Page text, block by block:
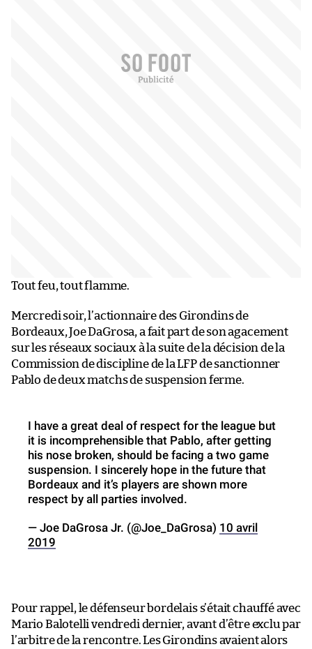
Tout feu, tout flamme.
Mercredi soir, l’actionnaire des Girondins de
Bordeaux, Joe DaGrosa, a fait part de son agacement
sur les réseaux sociaux à la suite de la décision de la
Commission de discipline de la LFP de sanctionner
Pablo de deux matchs de suspension ferme.
I have a great deal of respect for the league but
it is incomprehensible that Pablo, after getting
his nose broken, should be facing a two game
suspension. I sincerely hope in the future that
Bordeaux and it’s players are shown more
respect by all parties involved.
— Joe DaGrosa Jr. (@Joe_DaGrosa) 10 avril
2019
Pour rappel, le défenseur bordelais s’était chauffé avec
Mario Balotelli vendredi dernier, avant d’être exclu par
l’arbitre de la rencontre. Les Girondins avaient alors